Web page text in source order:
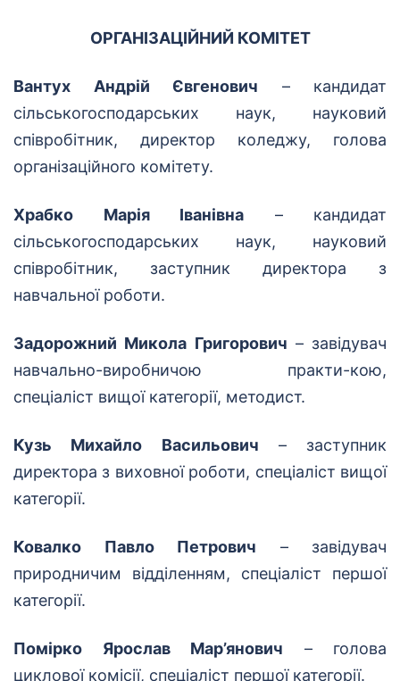
ОРГАНІЗАЦІЙНИЙ КОМІТЕТ
Вантух Андрій Євгенович – кандидат
сільськогосподарських наук, науковий
співробітник, директор коледжу, голова
організаційного комітету.
Храбко Марія Іванівна – кандидат
сільськогосподарських наук, науковий
співробітник, заступник директора з
навчальної роботи.
Задорожний Микола Григорович – завідувач
навчально-виробничою практи-кою,
спеціаліст вищої категорії, методист.
Кузь Михайло Васильович – заступник
директора з виховної роботи, спеціаліст вищої
категорії.
Ковалко Павло Петрович – завідувач
природничим відділенням, спеціаліст першої
категорії.
Помірко Ярослав Мар’янович – голова
циклової комісії, спеціаліст першої категорії.